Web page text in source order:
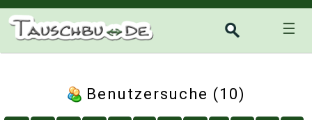
☰
Benutzersuche (10)